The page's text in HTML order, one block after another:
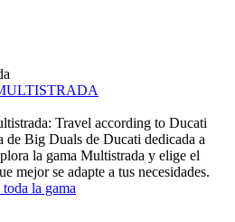
Travel according to Ducati
de Big Duals de Ducati dedicada a
la gama Multistrada y elige el
mejor se adapte a tus necesidades.
la gama